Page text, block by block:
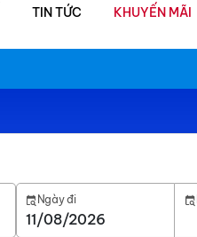
TIN TỨC KHUYẾN MÃI
Ngày đi